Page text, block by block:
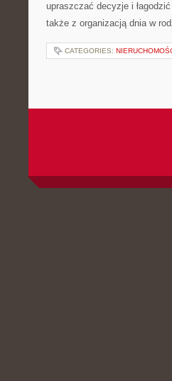
upraszczać decyzje i
także z organizacją dnia w
CATEGORIES: